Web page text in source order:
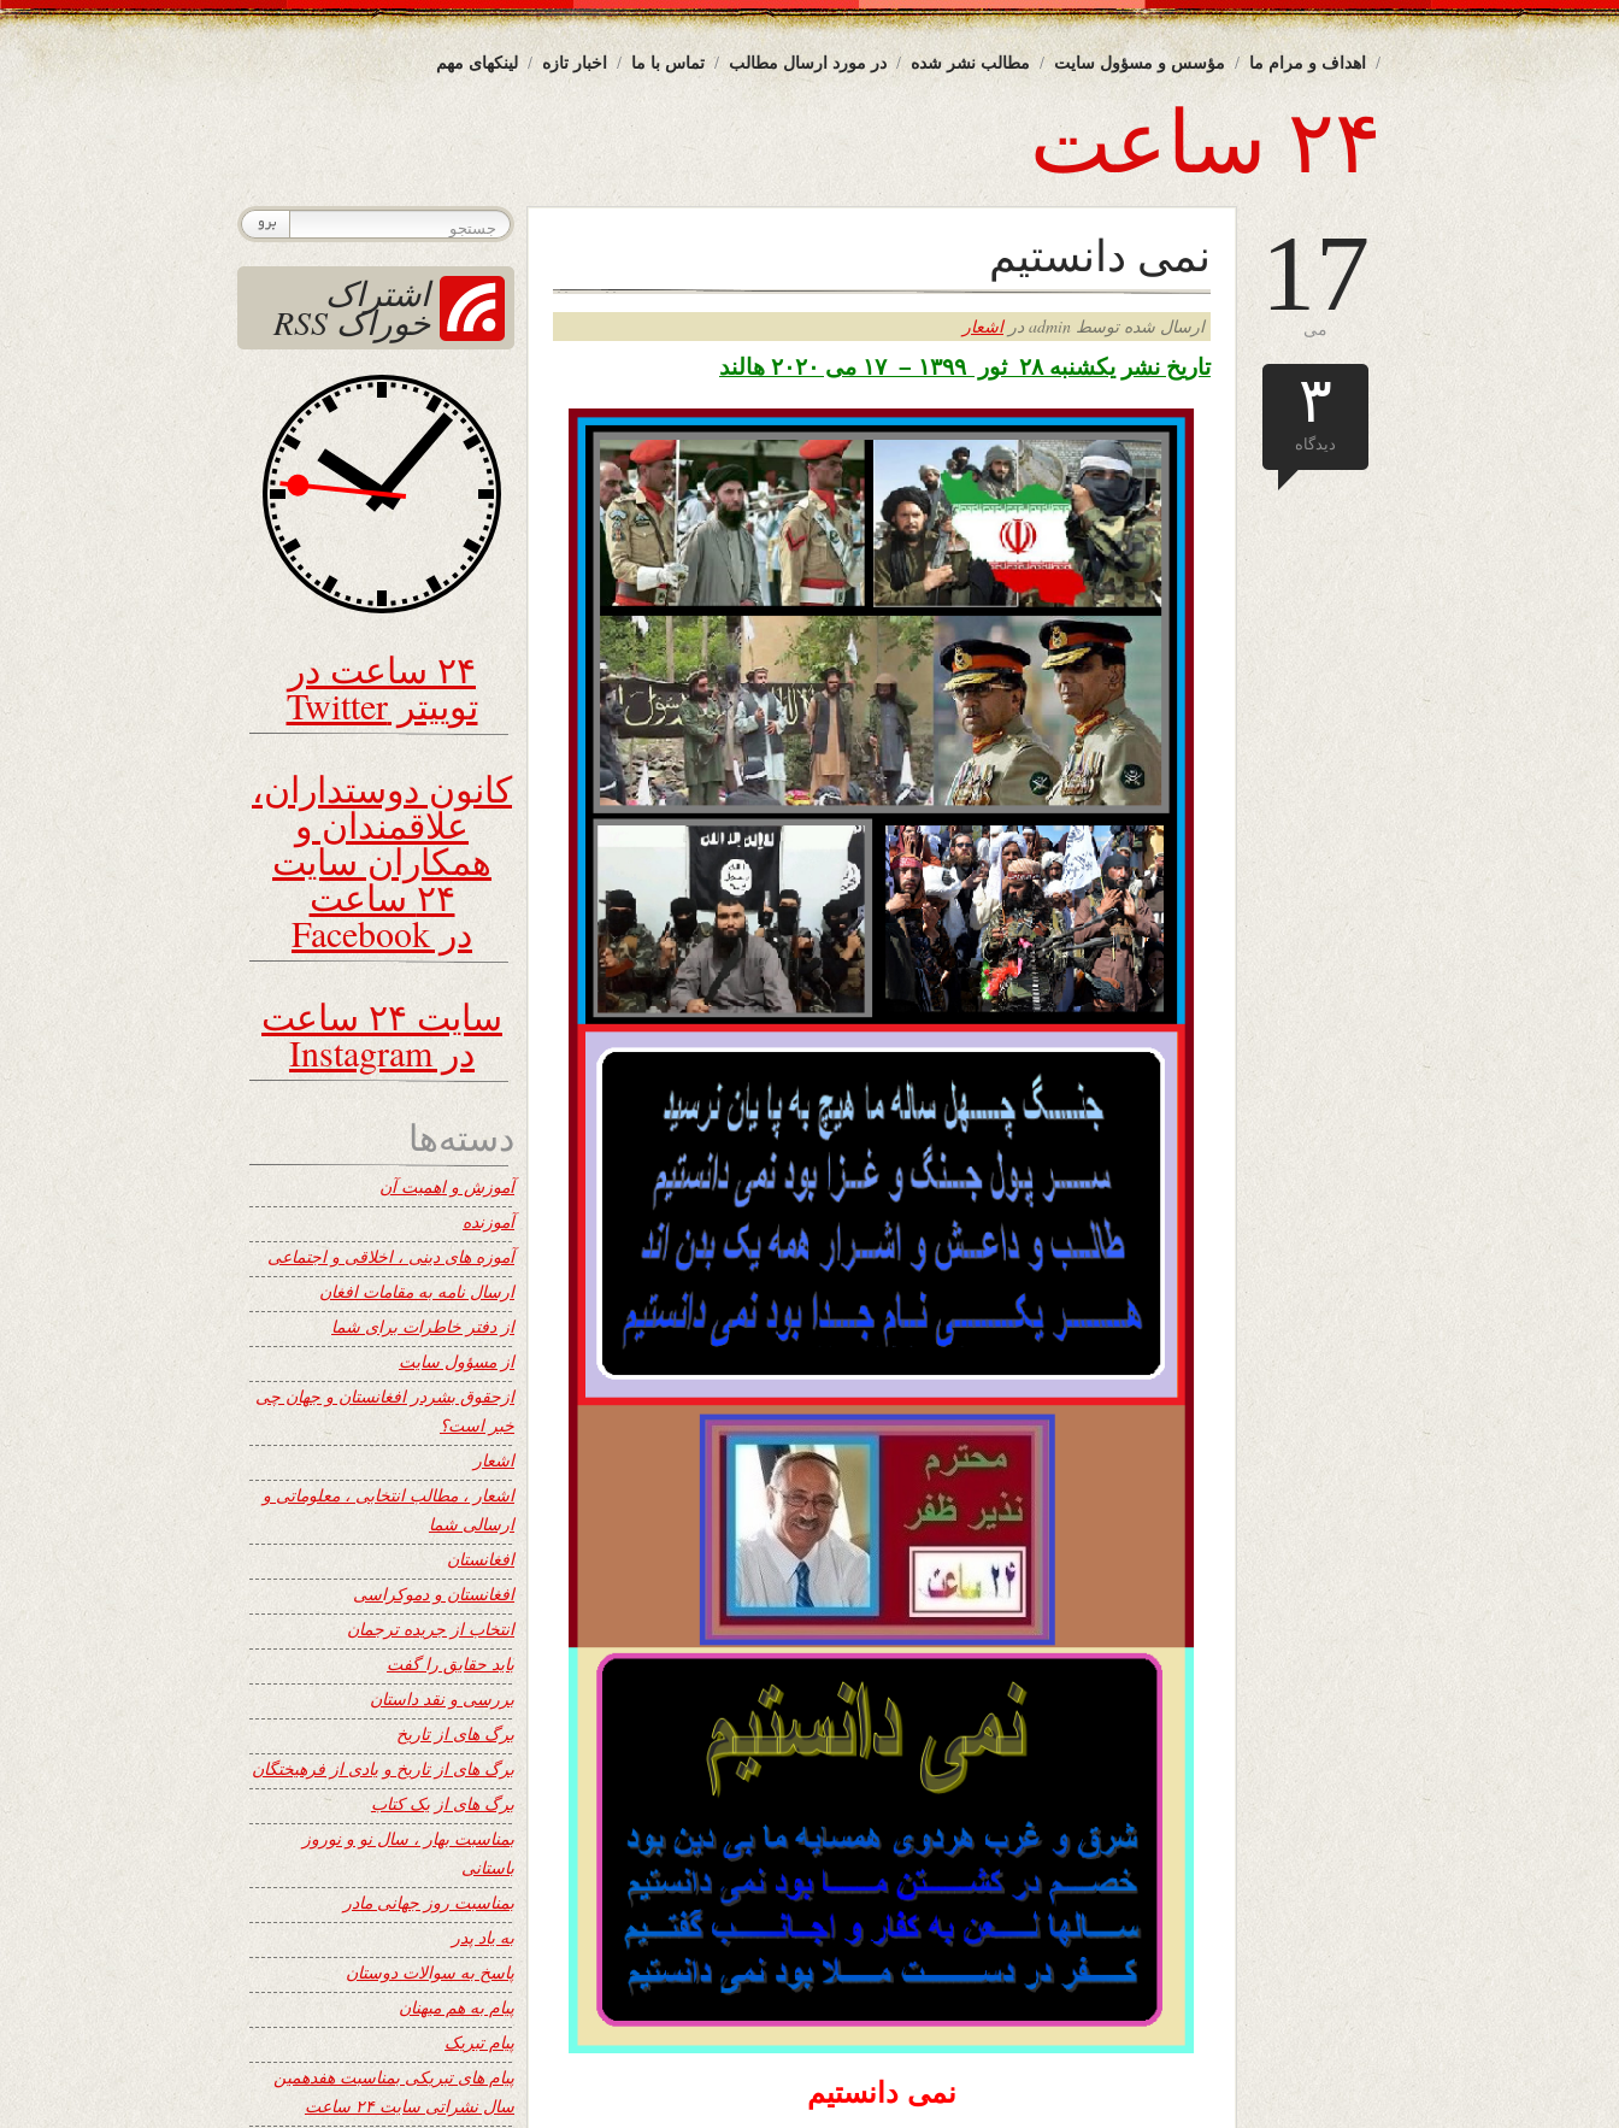
لینکهای مهم اخبار تازه تماس با ما در مورد ارسال مطالب مطالب نشر شده مؤسس و مسؤول سایت اهداف و مرام ما
۲۴ ساعت
17
می
۳
دیدگاه
نمی دانستیم
ارسال شده توسط admin در اشعار
تاریخ نشر یکشنبه ۲۸ ثور ۱۳۹۹ – ۱۷ می ۲۰۲۰ هالند
نمی دانستیم
اشتراک
خوراک RSS
۲۴ ساعت در
توییتر Twitter
کانون دوستداران،
علاقمندان و
همکاران سایت
۲۴ ساعت
در Facebook
سایت ۲۴ ساعت
در Instagram
دسته‌ها
آموزش و اهمیت آن
آموزنده
آموزه های دینی ، اخلاقی و اجتماعی
ارسال نامه به مقامات افغان
از دفتر خاطرات برای شما
از مسؤول سایت
ازحقوق بشردر افغانستان و جهان چی
خبر است؟
اشعار
اشعار ، مطالب انتخابی ، معلوماتی و
ارسالی شما
افغانستان
افغانستان و دموکراسی
انتخاب از جریده ترجمان
باید حقایق را گفت
بررسی و نقد داستان
برگ های از تاریخ
برگ های از تاریخ و یادی از فرهیختگان
برگ های از یک کتاب
بمناسبت بهار ، سال نو و نوروز
باستانی
بمناسبت روز جهانی مادر
به یاد پدر
پاسخ به سوالات دوستان
پیام به هم میهنان
پیام تبریک
پیام های تبریکی بمناسبت هفدهمین
سال نشراتی سایت ۲۴ ساعت